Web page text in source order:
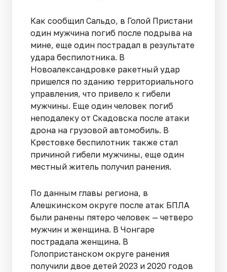
Как сообщил Сальдо, в Голой Пристани
один мужчина погиб после подрыва на
мине, еще один пострадал в результате
удара беспилотника. В
Новоалександровке ракетный удар
пришелся по зданию территориального
управления, что привело к гибели
мужчины. Еще один человек погиб
неподалеку от Скадовска после атаки
дрона на грузовой автомобиль. В
Крестовке беспилотник также стал
причиной гибели мужчины, еще один
местный житель получил ранения.
По данным главы региона, в
Алешкинском округе после атак БПЛА
были ранены пятеро человек — четверо
мужчин и женщина. В Чонгаре
пострадала женщина. В
Голопристанском округе ранения
получили двое детей 2023 и 2020 годов